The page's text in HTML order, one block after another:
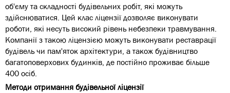
об'єму та складності будівельних робіт, які можуть
здійснюватися. Цей клас ліцензії дозволяє виконувати
роботи, які несуть високий рівень небезпеки травмування.
Компанії з такою ліцензією можуть виконувати реставрації
будівель чи пам'яток архітектури, а також будівництво
багатоповерхових будинків, де постійно проживає більше
400 осіб.
Методи отримання будівельної ліцензії